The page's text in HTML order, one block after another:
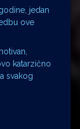
jedan
ove
katarzično
svakog